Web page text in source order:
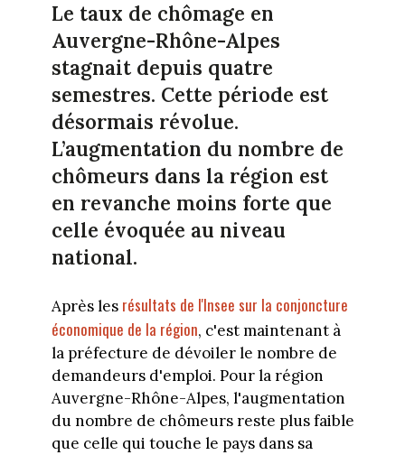
Le taux de chômage en
Auvergne-Rhône-Alpes
stagnait depuis quatre
semestres. Cette période est
désormais révolue.
L’augmentation du nombre de
chômeurs dans la région est
en revanche moins forte que
celle évoquée au niveau
national.
Après les résultats de l'Insee sur la conjoncture
économique de la région, c'est maintenant à
la préfecture de dévoiler le nombre de
demandeurs d'emploi. Pour la région
Auvergne-Rhône-Alpes, l'augmentation
du nombre de chômeurs reste plus faible
que celle qui touche le pays dans sa